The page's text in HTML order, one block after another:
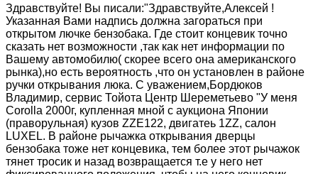
Здравствуйте! Вы писали:"Здравствуйте,Алексей !
Указанная Вами надпись должна загораться при
открытом лючке бензобака. Где стоит концевик точно
сказать нет возможности ,так как нет информации по
Вашему автомобилю( скорее всего она американского
рынка),но есть вероятность ,что он установлен в районе
ручки открывания люка. С уважением,Бордюков
Владимир, сервис Тойота Центр Шереметьево "У меня
Corolla 2000г, купленная мной с аукциона Японии
(праворульная) кузов ZZE122, двигатеь 1ZZ, салон
LUXEL. В районе рычажка открывания дверцы
бензобака тоже нет концевика, тем более этот рычажок
тянет тросик и назад возвращается т.е у него нет